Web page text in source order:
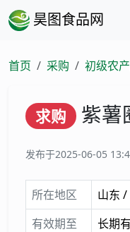
昊图食品网
首页 采购 初级农
求购 紫薯
发布于2025-06-05
所在地区
山东
有效期至
长期